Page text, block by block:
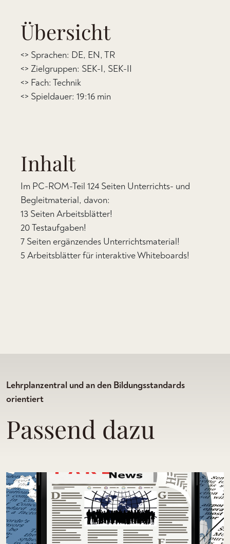
Übersicht
<> Sprachen: DE, EN, TR
<> Zielgruppen: SEK-I, SEK-II
<> Fach: Technik
<> Spieldauer: 19:16 min
Inhalt
Im PC-ROM-Teil 124 Seiten Unterrichts- und
Begleitmaterial, davon:
13 Seiten Arbeitsblätter!
20 Testaufgaben!
7 Seiten ergänzendes Unterrichtsmaterial!
5 Arbeitsblätter für interaktive Whiteboards!
Lehrplanzentral und an den Bildungsstandards
orientiert
Passend dazu